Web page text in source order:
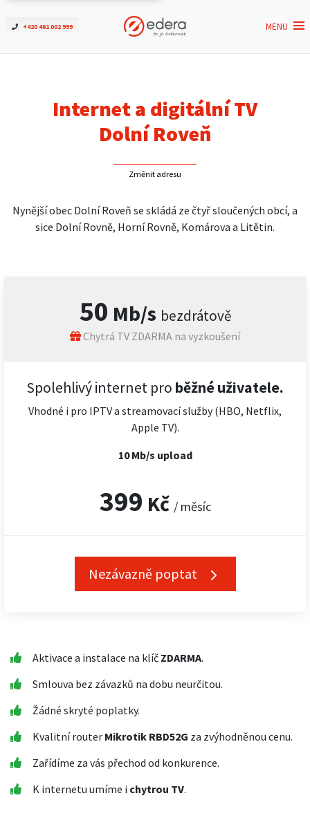
+420 461 002 999 MENU
Ověřit dostupnost
ČEZNET TV
Pro firmy
Internet a digitální TV
Dolní Roveň
Změnit adresu
Nynější obec Dolní Roveň se skládá ze čtyř sloučených obcí, a
sice Dolní Rovně, Horní Rovně, Komárova a Litětin.
50 Mb/s bezdrátově
Chytrá TV ZDARMA na vyzkoušení
Spolehlivý internet pro běžné uživatele.
Vhodné i pro IPTV a streamovací služby (HBO, Netflix,
Apple TV).
10 Mb/s upload
399 Kč / měsíc
Nezávazně poptat
Aktivace a instalace na klíč ZDARMA.
Smlouva bez závazků na dobu neurčitou.
Žádné skryté poplatky.
Kvalitní router Mikrotik RBD52G za zvýhodněnou cenu.
Zařídíme za vás přechod od konkurence.
K internetu umíme i chytrou TV.